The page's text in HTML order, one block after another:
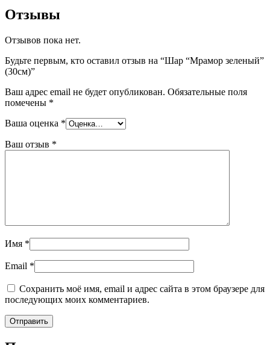
Отзывы
Отзывов пока нет.
Будьте первым, кто оставил отзыв на “Шар “Мрамор зеленый”
(30см)”
Ваш адрес email не будет опубликован. Обязательные поля
помечены *
Ваша оценка *
Ваш отзыв *
Имя *
Email *
Сохранить моё имя, email и адрес сайта в этом браузере для
последующих моих комментариев.